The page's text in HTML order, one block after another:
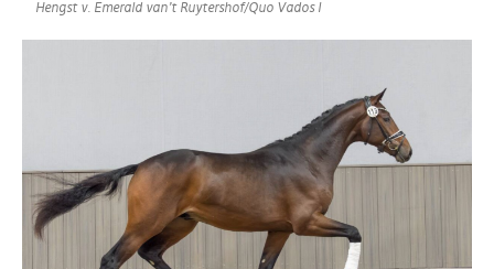
Hengst v. Emerald van’t Ruytershof/Quo Vados I